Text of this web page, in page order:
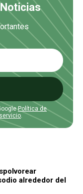
Política de
alrededor del